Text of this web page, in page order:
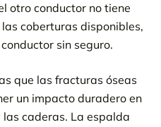
otro conductor no tiene
coberturas disponibles,
sin seguro.
que las fracturas óseas
un impacto duradero en
caderas. La espalda